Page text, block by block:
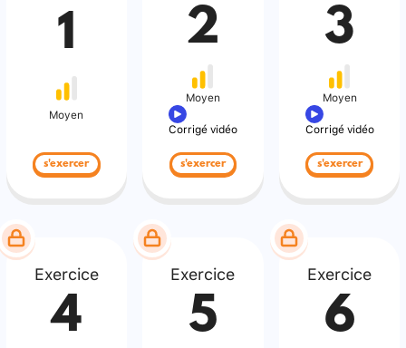
1
Moyen
s'exercer
2
Moyen
Corrigé vidéo
s'exercer
3
Moyen
Corrigé vidéo
s'exercer
Exercice
4
Exercice
5
Exercice
6